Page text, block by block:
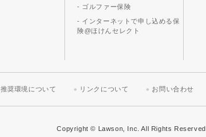
- ゴルファー保険
- インターネットで申し込める保
険@ほけんセレクト
推奨環境について リンクについて お問い合わせ
Copyright © Lawson, Inc. All Rights Reserved.